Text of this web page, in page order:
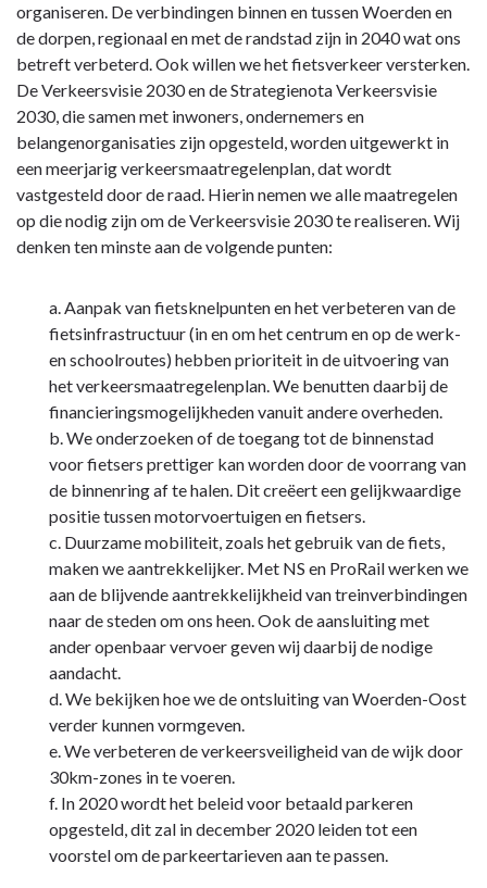
organiseren. De verbindingen binnen en tussen Woerden en
de dorpen, regionaal en met de randstad zijn in 2040 wat ons
betreft verbeterd. Ook willen we het fietsverkeer versterken.
De Verkeersvisie 2030 en de Strategienota Verkeersvisie
2030, die samen met inwoners, ondernemers en
belangenorganisaties zijn opgesteld, worden uitgewerkt in
een meerjarig verkeersmaatregelenplan, dat wordt
vastgesteld door de raad. Hierin nemen we alle maatregelen
op die nodig zijn om de Verkeersvisie 2030 te realiseren. Wij
denken ten minste aan de volgende punten:
a. Aanpak van fietsknelpunten en het verbeteren van de
fietsinfrastructuur (in en om het centrum en op de werk-
en schoolroutes) hebben prioriteit in de uitvoering van
het verkeersmaatregelenplan. We benutten daarbij de
financieringsmogelijkheden vanuit andere overheden.
b. We onderzoeken of de toegang tot de binnenstad
voor fietsers prettiger kan worden door de voorrang van
de binnenring af te halen. Dit creëert een gelijkwaardige
positie tussen motorvoertuigen en fietsers.
c. Duurzame mobiliteit, zoals het gebruik van de fiets,
maken we aantrekkelijker. Met NS en ProRail werken we
aan de blijvende aantrekkelijkheid van treinverbindingen
naar de steden om ons heen. Ook de aansluiting met
ander openbaar vervoer geven wij daarbij de nodige
aandacht.
d. We bekijken hoe we de ontsluiting van Woerden-Oost
verder kunnen vormgeven.
e. We verbeteren de verkeersveiligheid van de wijk door
30km-zones in te voeren.
f. In 2020 wordt het beleid voor betaald parkeren
opgesteld, dit zal in december 2020 leiden tot een
voorstel om de parkeertarieven aan te passen.